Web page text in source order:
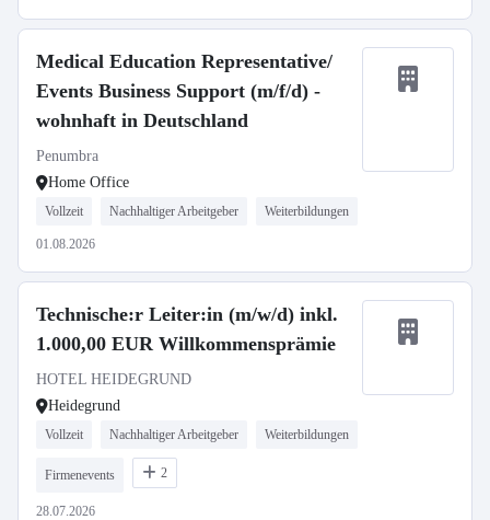
Medical Education Representative/
Events Business Support (m/f/d) -
wohnhaft in Deutschland
Penumbra
Home Office
Vollzeit Nachhaltiger Arbeitgeber Weiterbildungen
01.08.2026
Technische:r Leiter:in (m/w/d) inkl.
1.000,00 EUR Willkommensprämie
HOTEL HEIDEGRUND
Heidegrund
Vollzeit Nachhaltiger Arbeitgeber Weiterbildungen
Firmenevents 2
28.07.2026